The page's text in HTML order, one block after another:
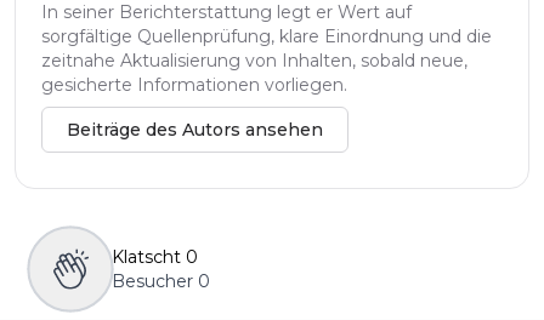
In seiner Berichterstattung legt er Wert auf
sorgfältige Quellenprüfung, klare Einordnung und die
zeitnahe Aktualisierung von Inhalten, sobald neue,
gesicherte Informationen vorliegen.
Beiträge des Autors ansehen
Klatscht 0
Besucher 0